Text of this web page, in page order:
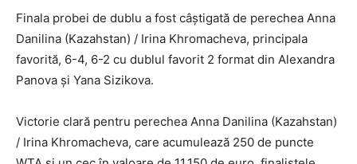
Finala probei de dublu a fost câștigată de perechea Anna
Danilina (Kazahstan) / Irina Khromacheva, principala
favorită, 6-4, 6-2 cu dublul favorit 2 format din Alexandra
Panova și Yana Sizikova.
Victorie clară pentru perechea Anna Danilina (Kazahstan)
/ Irina Khromacheva, care acumulează 250 de puncte